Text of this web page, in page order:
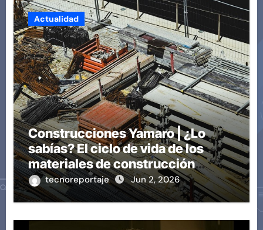
Actualidad
Construcciones Yamaro | ¿Lo
sabías? El ciclo de vida de los
materiales de construcción
revoluciona eficiencia en
proyectos modernos
tecnoreportaje Jun 2, 2026